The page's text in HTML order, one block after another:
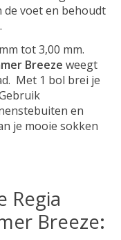
de voet en behoudt
tot 3,00 mm.
Breeze weegt
Met 1 bol brei je
en
je mooie sokken
Regia
Breeze: